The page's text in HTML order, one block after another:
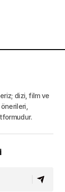
dizi, film ve